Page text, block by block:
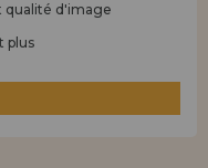
qualité d'image
plus